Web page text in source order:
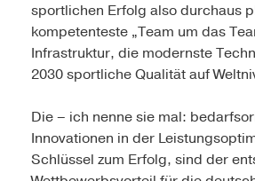
sportlichen Erfolg also durchaus
kompetenteste „Team um das
Infrastruktur, die modernste
2030 sportliche Qualität auf
Die – ich nenne sie mal:
Innovationen in der
Schlüssel zum Erfolg, sind der